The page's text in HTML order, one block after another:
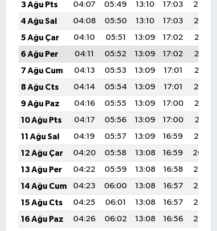
3 Ağu Pts
04:07 05:49 13:10 17:03
20:20
4 Ağu Sal
04:08 05:50 13:10 17:03
20:19
5 Ağu Çar
04:10 05:51 13:09 17:02
20:17
6 Ağu Per
04:11 05:52 13:09 17:02
20:16
7 Ağu Cum
04:13 05:53 13:09 17:01
20:15
8 Ağu Cts
04:14 05:54 13:09 17:01
20:14
9 Ağu Paz
04:16 05:55 13:09 17:00
20:13
10 Ağu Pts
04:17 05:56 13:09 17:00
20:11
11 Ağu Sal
04:19 05:57 13:09 16:59
20:10
12 Ağu Çar
04:20 05:58 13:08 16:59
20:09
13 Ağu Per
04:22 05:59 13:08 16:58
20:07
14 Ağu Cum
04:23 06:00 13:08 16:57
20:06
15 Ağu Cts
04:25 06:01 13:08 16:57
20:05
16 Ağu Paz
04:26 06:02 13:08 16:56
20:03